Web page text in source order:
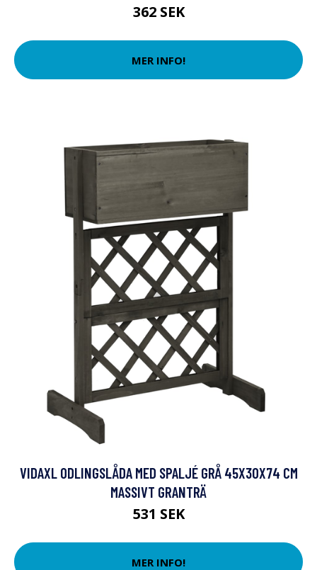
362 SEK
MER INFO!
VIDAXL ODLINGSLÅDA MED SPALJÉ GRÅ 45X30X74 CM
MASSIVT GRANTRÄ
531 SEK
MER INFO!